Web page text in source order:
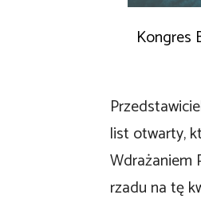
Kongres
list otwarty,
Wdrażaniem
rzadu na tę